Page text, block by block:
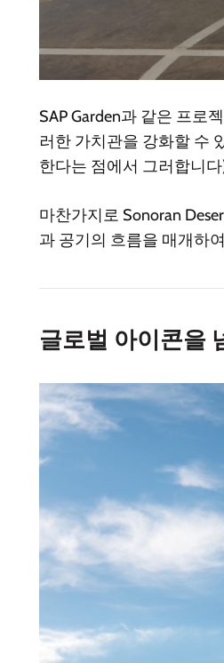
SAP Garden과 같은 프로
러한 가치관을 강화할 수
한다는 점에서 그러합니다
마찬가지로 Sonoran
과 공기의 흐름을 매개하
글로벌 아이콘을